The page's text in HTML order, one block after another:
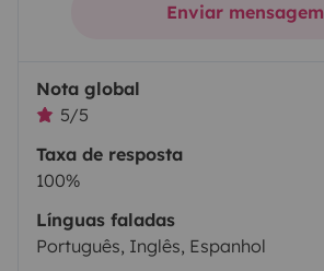
Enviar mensagem
Nota global
5/5
Taxa de resposta
100%
Línguas faladas
Português, Inglês, Espanhol